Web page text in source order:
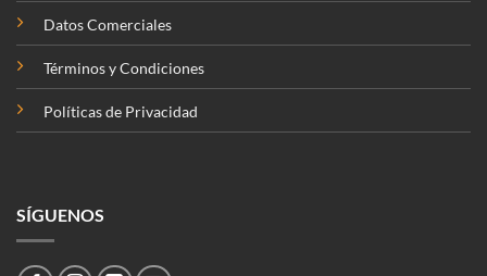
Datos Comerciales
Términos y Condiciones
Políticas de Privacidad
SÍGUENOS